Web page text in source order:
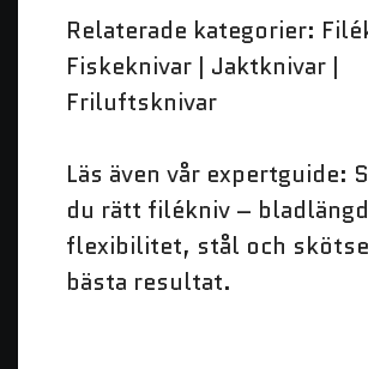
Relaterade kategorier:
Fiskeknivar | Jaktknivar |
Friluftsknivar
Läs även vår expertguide:
du rätt filékniv –
flexibilitet, stål och
bästa resultat.